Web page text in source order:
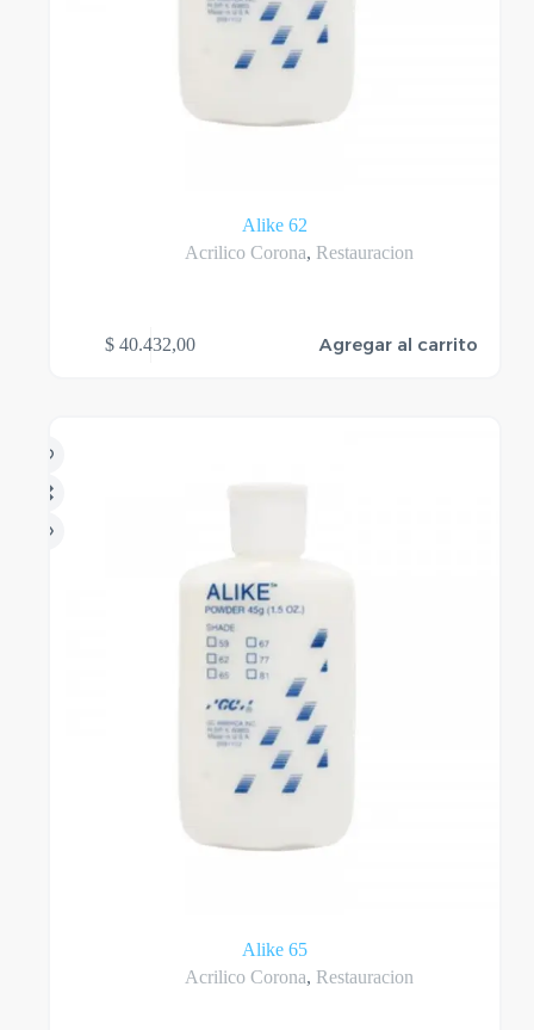
Alike 62
Acrilico Corona, Restauracion
$ 40.432,00 Agregar al carrito
Alike 65
Acrilico Corona, Restauracion